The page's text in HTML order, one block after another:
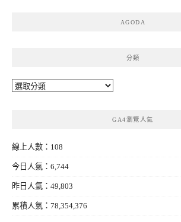
AGODA
分類
分
GA4瀏覽人氣
線上人數：108
今日人氣：6,744
昨日人氣：49,803
累積人氣：78,354,376